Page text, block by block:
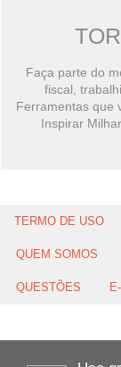
Faça parte do
fiscal,
Ferramentas que
Inspirar
TERMO DE USO
QUEM SOMOS
QUESTÕES